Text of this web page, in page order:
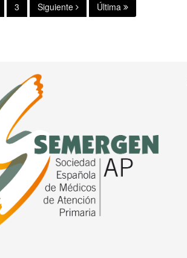
3 Siguiente Última